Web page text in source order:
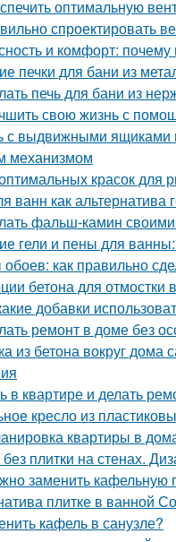
оптимальную
спроектировать
и комфорт:
печки для бани из
печь для бани из
свою жизнь с
с выдвижными
механизмом
красок для
ванн как
фальш-камин
гели и пены для
как правильно
бетона для отмостки
добавки
ремонт в доме без
из бетона вокруг дома
в квартире и делать
кресло из
квартиры в
плитки на стенах.
заменить кафельную
плитке в ванной
кафель в санузле?